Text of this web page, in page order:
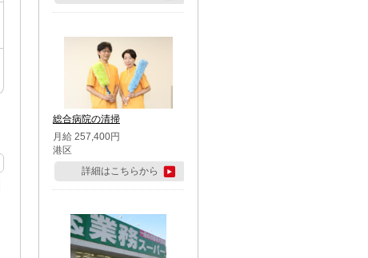
総合病院の清掃
月給 257,400円
港区
詳細はこちらから